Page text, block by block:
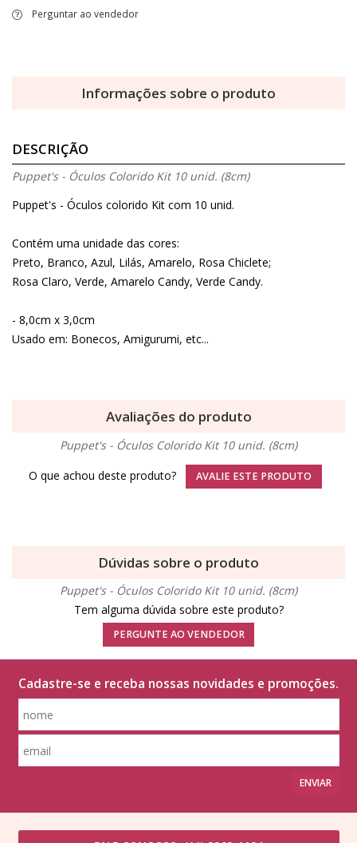
Perguntar ao vendedor
Informações sobre o produto
DESCRIÇÃO
Puppet's - Óculos Colorido Kit 10 unid. (8cm)
Puppet's - Óculos colorido Kit com 10 unid.
Contém uma unidade das cores:
Preto, Branco, Azul, Lilás, Amarelo, Rosa Chiclete;
Rosa Claro, Verde, Amarelo Candy, Verde Candy.
- 8,0cm x 3,0cm
Usado em: Bonecos, Amigurumi, etc...
Avaliações do produto
Puppet's - Óculos Colorido Kit 10 unid. (8cm)
O que achou deste produto?
AVALIE ESTE PRODUTO
Dúvidas sobre o produto
Puppet's - Óculos Colorido Kit 10 unid. (8cm)
Tem alguma dúvida sobre este produto?
PERGUNTE AO VENDEDOR
Cadastre-se e receba nossas novidades e promoções.
ENVIAR